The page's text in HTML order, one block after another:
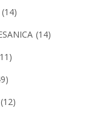
(14)
(14)
(12)